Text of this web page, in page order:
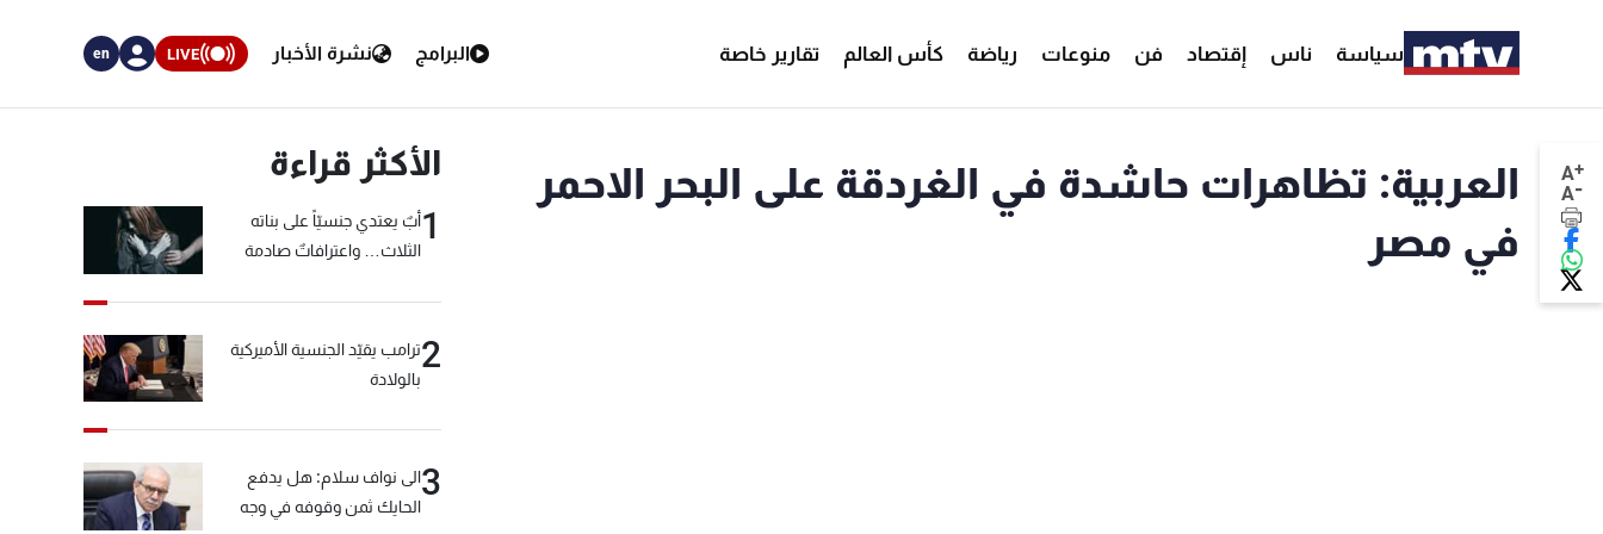
سياسة ناس إقتصاد فن منوعات رياضة كأس العالم تقارير خاصة البرامج نشرة الأخبار LIVE
en
A+
A-
العربية: تظاهرات حاشدة في الغردقة على البحر الاحمر
في مصر
الأكثر قراءة
1أبٌ يعتدي جنسيّاً على بناته
الثلاث… واعترافاتٌ صادمة
2ترامب يقيّد الجنسية الأميركية
بالولادة
3الى نواف سلام: هل يدفع
الحايك ثمن وقوفه في وجه